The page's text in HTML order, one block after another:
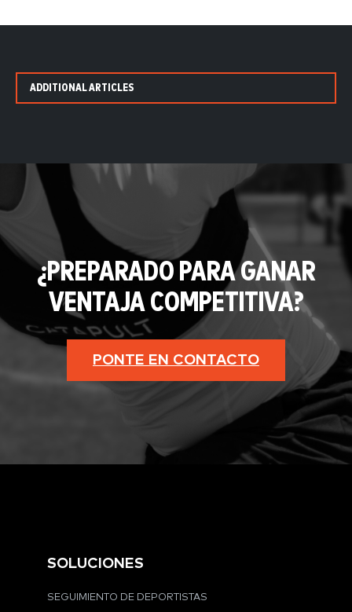
ADDITIONAL ARTICLES
¿PREPARADO PARA GANAR
VENTAJA COMPETITIVA?
PONTE EN CONTACTO
SOLUCIONES
SEGUIMIENTO DE DEPORTISTAS